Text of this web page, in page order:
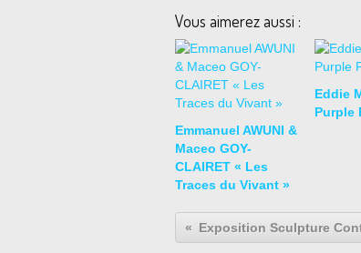
Vous aimerez aussi :
Emmanuel AWUNI &
Maceo GOY-
CLAIRET « Les
Traces du Vivant »
Eddie
Purple